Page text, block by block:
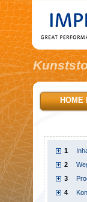
1
2
3
4
HOME